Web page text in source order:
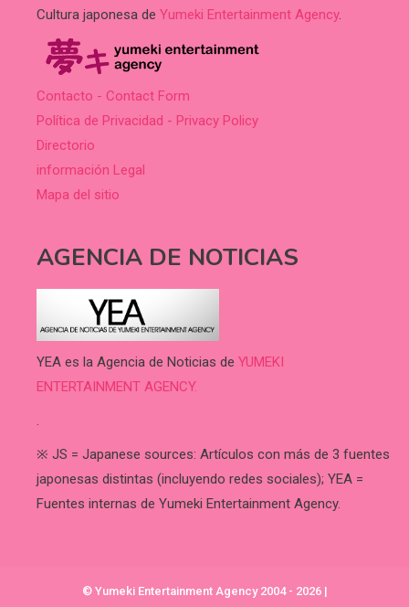
Cultura japonesa de Yumeki Entertainment Agency.
Contacto - Contact Form
Política de Privacidad - Privacy Policy
Directorio
información Legal
Mapa del sitio
AGENCIA DE NOTICIAS
YEA es la Agencia de Noticias de YUMEKI
ENTERTAINMENT AGENCY.
.
※ JS = Japanese sources: Artículos con más de 3 fuentes
japonesas distintas (incluyendo redes sociales); YEA =
Fuentes internas de Yumeki Entertainment Agency.
© Yumeki Entertainment Agency 2004 - 2026 |